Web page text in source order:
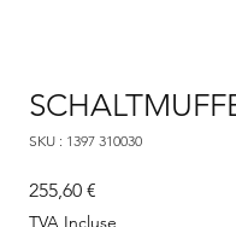
SKU : 1397 310030
255,60 €
TVA Incluse